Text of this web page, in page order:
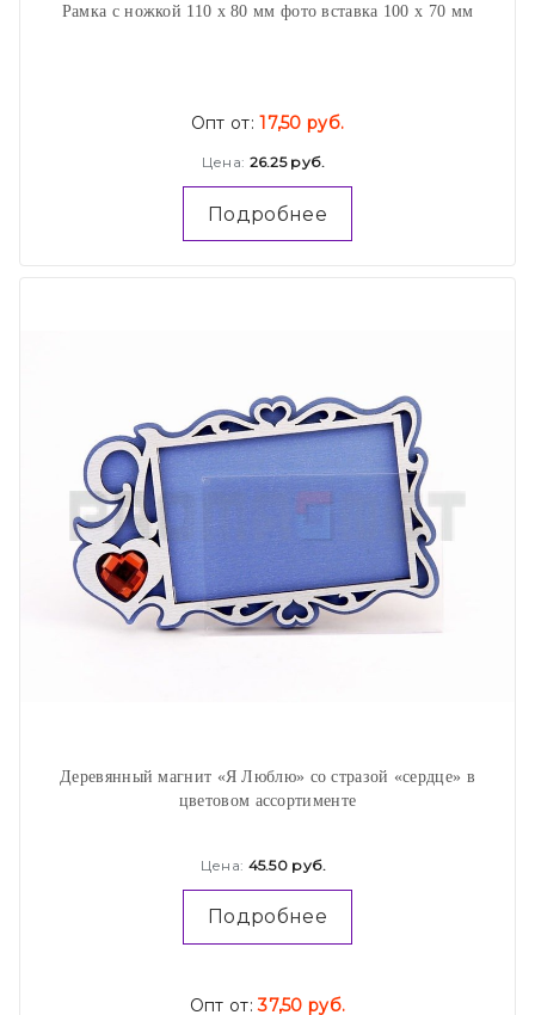
Рамка с ножкой 110 х 80 мм фото вставка 100 х 70 мм
Опт от:17,50 руб.
Цена: 26.25 руб.
Подробнее
Деревянный магнит «Я Люблю» со стразой «сердце» в
цветовом ассортименте
Цена: 45.50 руб.
Подробнее
Опт от:37,50 руб.